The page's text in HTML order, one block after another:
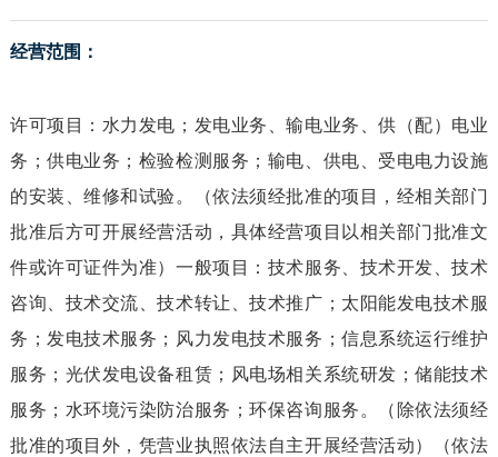
经营范围：
许可项目：水力发电；发电业务、输电业务、供（配）电业
务；供电业务；检验检测服务；输电、供电、受电电力设施
的安装、维修和试验。（依法须经批准的项目，经相关部门
批准后方可开展经营活动，具体经营项目以相关部门批准文
件或许可证件为准）一般项目：技术服务、技术开发、技术
咨询、技术交流、技术转让、技术推广；太阳能发电技术服
务；发电技术服务；风力发电技术服务；信息系统运行维护
服务；光伏发电设备租赁；风电场相关系统研发；储能技术
服务；水环境污染防治服务；环保咨询服务。（除依法须经
批准的项目外，凭营业执照依法自主开展经营活动）（依法